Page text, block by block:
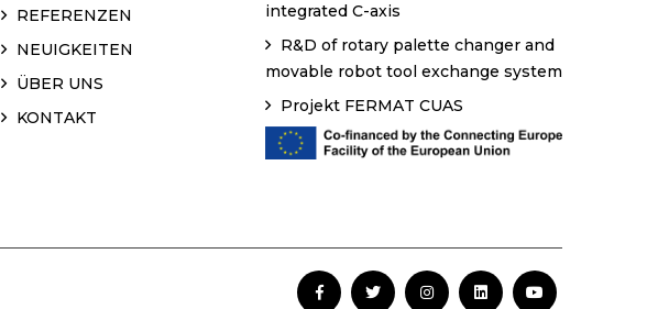
REFERENZEN
NEUIGKEITEN
ÜBER UNS
KONTAKT
integrated C-axis
R&D of rotary palette changer and
movable robot tool exchange system
Projekt FERMAT CUAS